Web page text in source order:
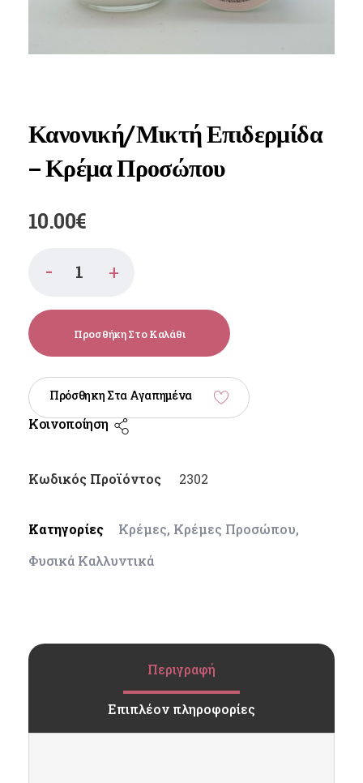
Κανονική/Μικτή Επιδερμίδα
– Κρέμα Προσώπου
10.00€
Προσθήκη Στο Καλάθι
Πρόσθηκη Στα Αγαπημένα
Κοινοποίηση
Κωδικός Προϊόντος 2302
Κατηγορίες Κρέμες, Κρέμες Προσώπου,
Φυσικά Καλλυντικά
Περιγραφή
Επιπλέον πληροφορίες